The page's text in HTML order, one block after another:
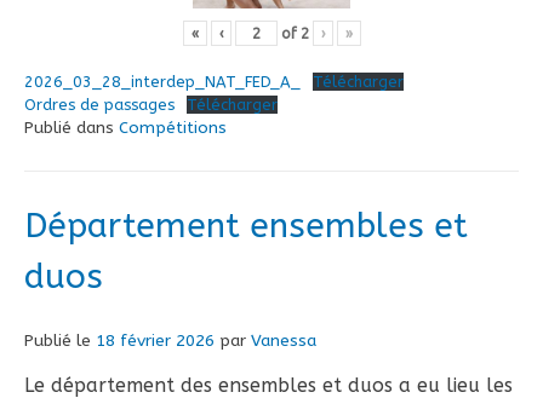
« ‹ of 2 › »
2026_03_28_interdep_NAT_FED_A_
Télécharger
Ordres de passages
Télécharger
Publié dans Compétitions
Département ensembles et
duos
Publié le 18 février 2026 par Vanessa
Le département des ensembles et duos a eu lieu les